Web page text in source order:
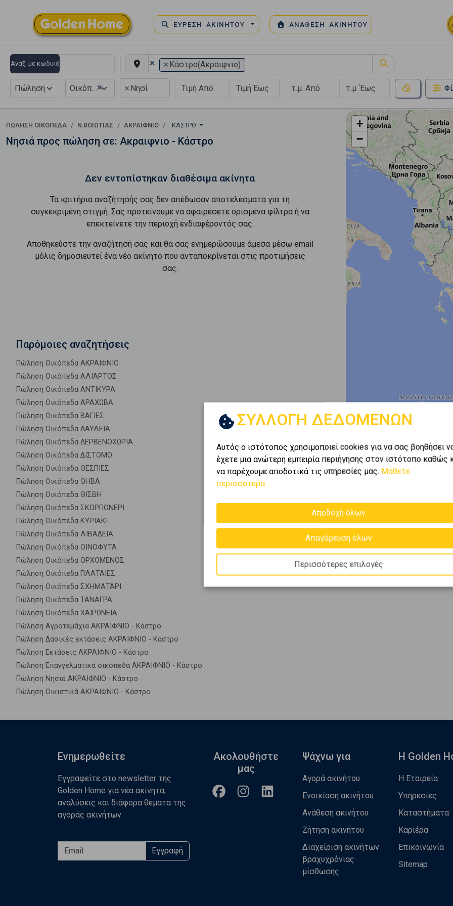
ΕΥΡΕΣΗ ΑΚΙΝΗΤΟΥ ΑΝΑΘΕΣΗ ΑΚΙΝΗΤΟΥ
Αναζ. με κωδικό × × Κάστρο(Ακραιφνιο)
Πώληση ×
Οικόπεδο × Νησί
ΠΏΛΗΣΗ ΟΙΚΌΠΕΔΑ Ν.ΒΟΙΩΤΙΑΣ ΑΚΡΑΙΦΝΙΟ ΚΆΣΤΡΟ
Νησιά προς πώληση σε: Ακραιφνιο - Κάστρο
Δεν εντοπίστηκαν διαθέσιμα ακίνητα
Τα κριτήρια αναζήτησής σας δεν απέδωσαν αποτελέσματα για τη
συγκεκριμένη στιγμή. Σας προτείνουμε να αφαιρέσετε ορισμένα φίλτρα ή να
επεκτείνετε την περιοχή ενδιαφέροντός σας.
Αποθηκεύστε την αναζήτησή σας και θα σας ενημερώσουμε άμεσα μέσω email
μόλις δημοσιευτεί ένα νέο ακίνητο που ανταποκρίνεται στις προτιμήσεις
σας.
Παρόμοιες αναζητήσεις
Πώληση Οικόπεδα ΑΚΡΑΙΦΝΙΟ
Πώληση Οικόπεδα ΑΛΙΑΡΤΟΣ
Πώληση Οικόπεδα ΑΝΤΙΚΥΡΑ
Πώληση Οικόπεδα ΑΡΑΧΩΒΑ
Πώληση Οικόπεδα ΒΑΓΙΕΣ
Πώληση Οικόπεδα ΔΑΥΛΕΙΑ
Πώληση Οικόπεδα ΔΕΡΒΕΝΟΧΩΡΙΑ
Πώληση Οικόπεδα ΔΙΣΤΟΜΟ
Πώληση Οικόπεδα ΘΕΣΠΙΕΣ
Πώληση Οικόπεδα ΘΗΒΑ
Πώληση Οικόπεδα ΘΙΣΒΗ
Πώληση Οικόπεδα ΣΚΟΡΠΟΝΕΡΙ
Πώληση Οικόπεδα ΚΥΡΙΑΚΙ
Πώληση Οικόπεδα ΛΙΒΑΔΕΙΑ
Πώληση Οικόπεδα ΟΙΝΟΦΥΤΑ
Πώληση Οικόπεδα ΟΡΧΟΜΕΝΟΣ
Πώληση Οικόπεδα ΠΛΑΤΑΙΕΣ
Πώληση Οικόπεδα ΣΧΗΜΑΤΑΡΙ
Πώληση Οικόπεδα ΤΑΝΑΓΡΑ
Πώληση Οικόπεδα ΧΑΙΡΩΝΕΙΑ
Πώληση Αγροτεμάχια ΑΚΡΑΙΦΝΙΟ - Κάστρο
Πώληση Δασικές εκτάσεις ΑΚΡΑΙΦΝΙΟ - Κάστρο
Πώληση Εκτάσεις ΑΚΡΑΙΦΝΙΟ - Κάστρο
Πώληση Επαγγελματικά οικόπεδα ΑΚΡΑΙΦΝΙΟ - Κάστρο
Πώληση Νησιά ΑΚΡΑΙΦΝΙΟ - Κάστρο
Πώληση Οικιστικά ΑΚΡΑΙΦΝΙΟ - Κάστρο
+
−
ΣΥΛΛΟΓΗ ΔΕΔΟΜΕΝΩΝ
Αυτός ο ιστότοπος χρησιμοποιεί cookies για να σας βοηθήσει
έχετε μια ανώτερη εμπειρία περιήγησης στον ιστότοπο καθώς
να παρέχουμε αποδοτικά τις υπηρεσίες μας. Μάθετε
περισσότερα...
Αποδοχή όλων
Απαγόρευση όλων
Περισσότερες επιλογές
Ενημερωθείτε
Εγγραφείτε στο newsletter της
Golden Home για νέα ακίνητα,
αναλύσεις και διάφορα θέματα της
αγοράς ακινήτων
Εγγραφή
Ακολουθήστε
μας
Ψάχνω για
Αγορά ακινήτου
Ενοικίαση ακινήτου
Ανάθεση ακινήτου
Ζήτηση ακινήτου
Διαχείριση ακινήτων
βραχυχρόνιας
μίσθωσης
Η Golden
Η Εταιρεία
Υπηρεσίες
Καταστήματα
Καριέρα
Επικοινωνία
Sitemap